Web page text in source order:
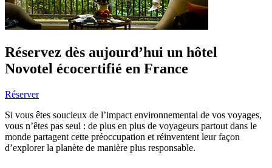
Réservez dès aujourd’hui un hôtel
Novotel écocertifié en France
Réserver
Si vous êtes soucieux de l’impact environnemental de vos voyages,
vous n’êtes pas seul : de plus en plus de voyageurs partout dans le
monde partagent cette préoccupation et réinventent leur façon
d’explorer la planète de manière plus responsable.